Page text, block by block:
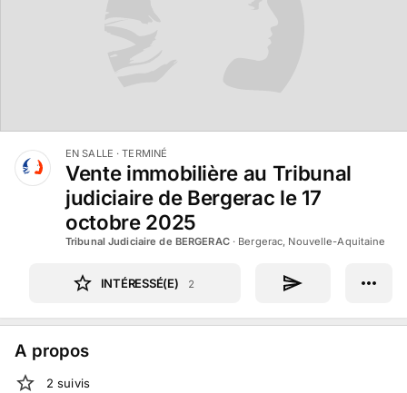
EN SALLE · TERMINÉ
Vente immobilière au Tribunal
judiciaire de Bergerac le 17
octobre 2025
Tribunal Judiciaire de BERGERAC· Bergerac, Nouvelle-Aquitaine
INTÉRESSÉ(E) 2
A propos
2 suivis